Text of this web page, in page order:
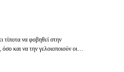
να φοβηθεί στην
και να την γελοιοποιούν οι…